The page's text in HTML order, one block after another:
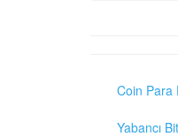
Coin Para
Yabancı